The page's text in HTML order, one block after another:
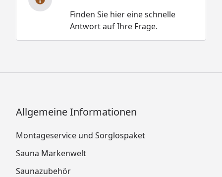
Finden Sie hier eine schnelle
Antwort auf Ihre Frage.
Allgemeine Informationen
Montageservice und Sorglospaket
Sauna Markenwelt
Saunazubehör